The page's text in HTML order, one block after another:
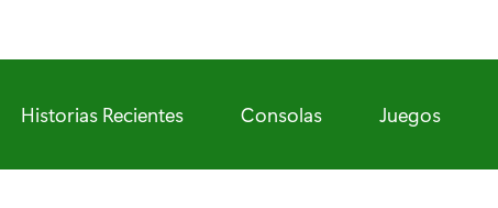
Historias Recientes Consolas Juegos